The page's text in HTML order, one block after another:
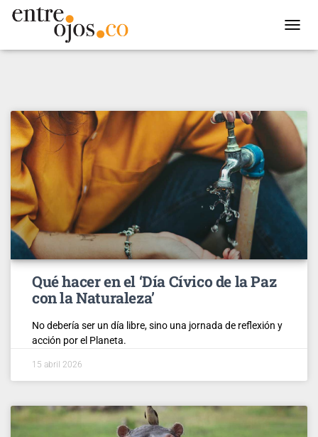
Qué hacer en el ‘Día Cívico de la Paz
con la Naturaleza’
No debería ser un día libre, sino una jornada de reflexión y
acción por el Planeta.
15 abril 2026